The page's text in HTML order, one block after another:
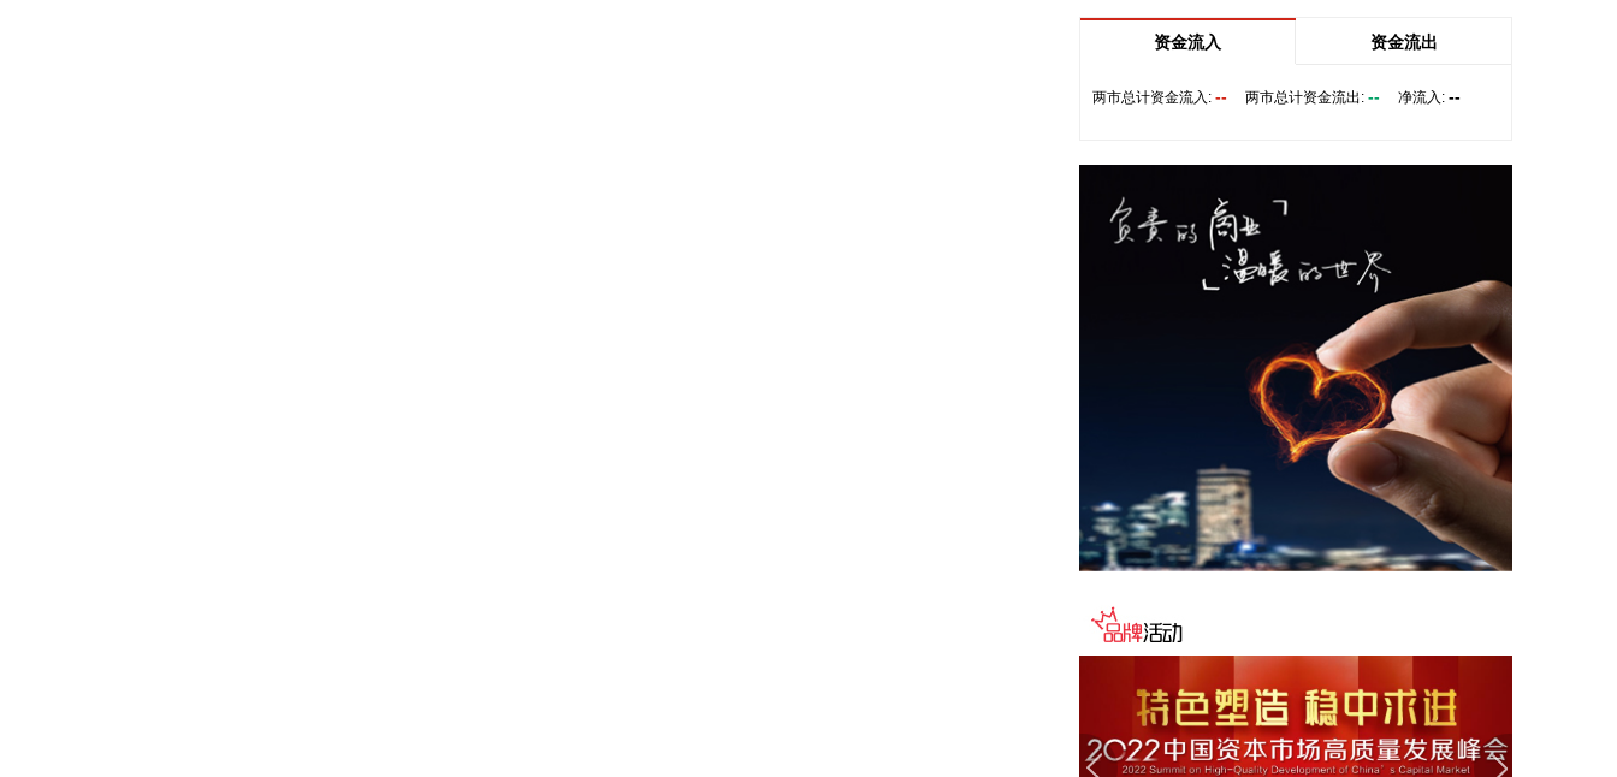
印发《民用航空发展“十五五”规划》。规划明确，到
先迈向国际一流，技术创新、绿色低碳、治理能力实
国内期货收盘多数收涨，乙二醇涨超5%，原油涨超
4%，燃料油、多晶硅等涨超3%，沥青、苯乙烯、焦
炭等涨超2%。碳酸锂、纸浆、淀粉等小幅下跌。
据国科军工消息，8月4日，国科军工与军工信航举
行“深化战略协同共筑发展新篇”战略合作签约仪式。
双方表示，将以本次战略签约为新起点，高效推进各
项合作落地实施，积极培育军工领域新质生产力，夯
实集团内部协同发展载体，全力落地集团“12348”发
展战略，依托全省“1269”产业布局，聚力做强江西本
土航空航天产业集群，为行业高质量发展注入强劲动
2026-08-07 15:03:20
据猫眼电影微博消息，电影《功夫女足》官宣密钥延
期，延长上映至9月10日，据猫眼专业版数据，电影
2026年7月11日上映，截至当前累计票房22.29亿
元。
资金流入 资金流出
两市总计资金流入: -- 两市总计资金流出: -- 净流入: --